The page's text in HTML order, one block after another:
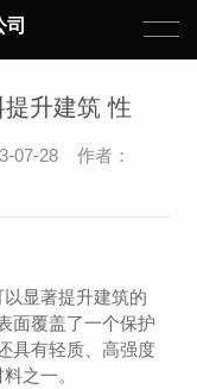
升建筑 性
07-28 作者：
显著提升建筑的
面覆盖了一个保护
具有轻质、高强度
之一。